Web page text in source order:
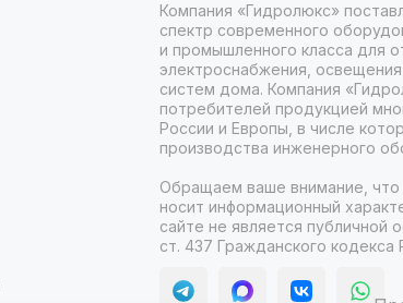
Компания «Гидролюкс»
спектр современного
и промышленного класса для
электроснабжения,
систем дома. Компания
потребителей продукцией
России и Европы, в числе
производства инженерного
Обращаем ваше внимание, что
носит информационный
сайте не является публичной
ст. 437 Гражданского